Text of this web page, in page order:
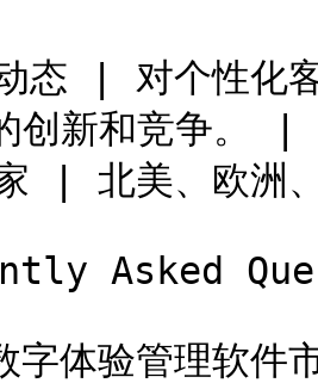
态 | 对个性化
创新和竞争。 |
| 北美、欧洲
Asked
体验管理软件